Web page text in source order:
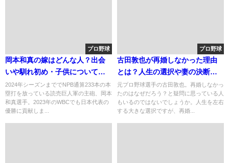
プロ野球
岡本和真の嫁はどんな人？出会
いや馴れ初め・子供についても
調査
2024年シーズンまででNPB通算233本の本
塁打を放っている読売巨人軍の主砲、岡本
和真選手。2023年のWBCでも日本代表の
優勝に貢献しま...
プロ野球
古田敦也が再婚しなかった理由
とは？人生の選択や妻の決断に
ついても
元プロ野球選手の古田敦也。再婚しなかっ
たのはなぜだろう？と疑問に思っている人
もいるのではないでしょうか。人生を左右
する大きな選択ですが、再婚...